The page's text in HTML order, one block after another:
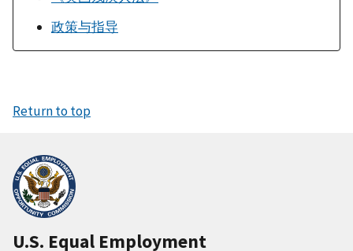
政策与指导
Return to top
U.S. Equal Employment